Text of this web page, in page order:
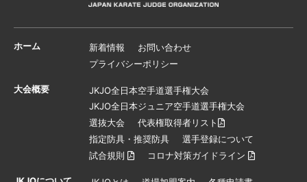
ホーム 新着情報
お問い合わせ
プライバシーポリシー
大会概要
JKJO全日本空手道選手権大会
JKJO全日本ジュニア空手道選手権大会
選抜大会
代表権取得者リスト
指定防具・推奨防具
選手登録について
試合規則
コロナ対策ガイドライン